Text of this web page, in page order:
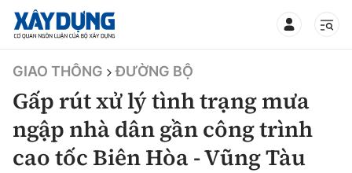
TIN BỘ XÂY DỰNG
CHUYÊN MỤC
GIAO THÔNG ĐƯỜNG BỘ
Gấp rút xử lý tình trạng mưa
ngập nhà dân gần công trình
cao tốc Biên Hòa - Vũng Tàu